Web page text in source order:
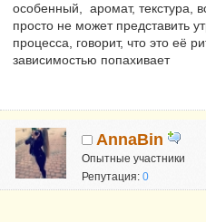
особенный, аромат, текстура,
просто не может представить
процесса, говорит, что это её
зависимостью попахивает
AnnaBin
Опытные участники
Репутация:0